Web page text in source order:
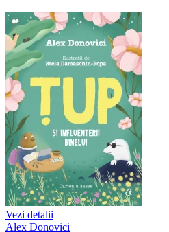
Vezi detalii
Alex Donovici